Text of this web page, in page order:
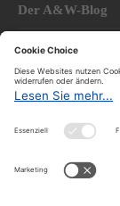
Der A&W-Blog
DerA&W-Blog
hat sich in den
bedeutendsten
entwickelt.